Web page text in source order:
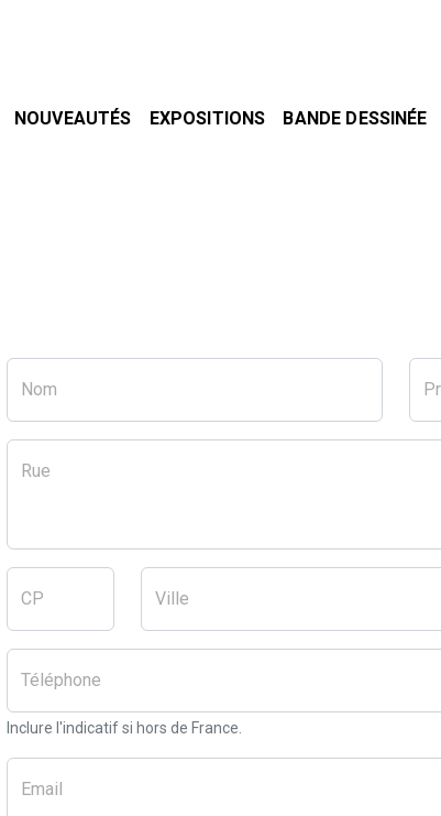
NOUVEAUTÉS EXPOSITIONS BANDE DESSINÉE
Nom
Rue
CP Ville
Téléphone
Inclure l'indicatif si hors de France.
Email